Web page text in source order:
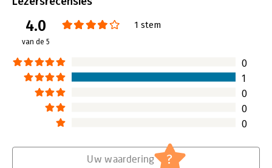
Aantal pagina's:
96
Druk:
Hoofdrubriek:
4.0
van de 5
1 stem
0
1
0
0
0
Uw waardering ?